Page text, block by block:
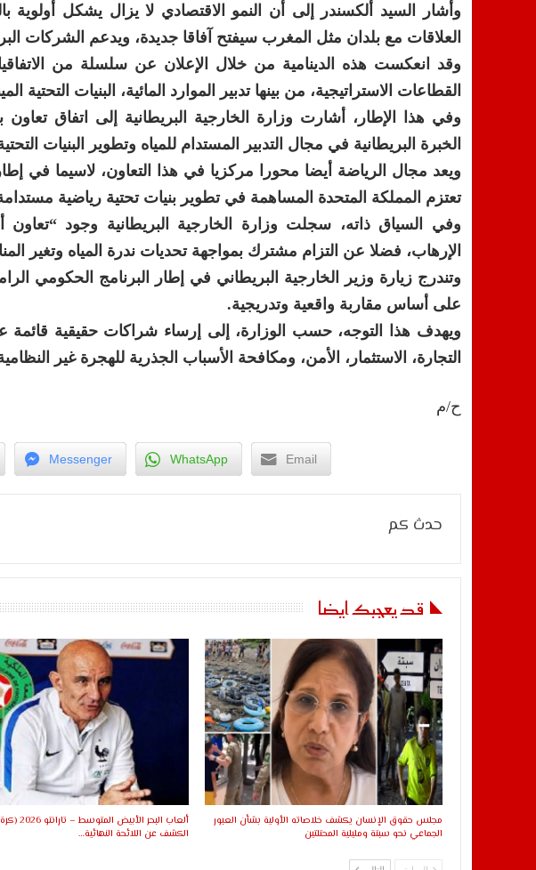
وأشار السيد ألكسندر إلى أن النمو الاقتصادي لا يزال يشكل أولوية
العلاقات مع بلدان مثل المغرب سيفتح آفاقا جديدة، ويدعم الشركات
وقد انعكست هذه الدينامية من خلال الإعلان عن سلسلة من
القطاعات الاستراتيجية، من بينها تدبير الموارد المائية، البنيات التحتية
الخبرة البريطانية في مجال التدبير المستدام للمياه وتطوير البنيات التحتية
تعتزم المملكة المتحدة المساهمة في تطوير بنيات تحتية رياضية
وفي السياق ذاته، سجلت وزارة الخارجية البريطانية وجود
الإرهاب، فضلا عن التزام مشترك بمواجهة تحديات ندرة المياه وتغير
وتندرج زيارة وزير الخارجية البريطاني في إطار البرنامج الحكومي
على أساس مقاربة واقعية وتدريجية.
ويهدف هذا التوجه، حسب الوزارة، إلى إرساء شراكات حقيقية قائمة
التجارة، الاستثمار، الأمن، ومكافحة الأسباب الجذرية للهجرة غير
ح/م
Messenger WhatsApp Email
حدث كم
قد يعجبك ايضا
مجلس حقوق الإنسان يكشف خلاصاته الأولية بشأن العبور
الجماعي نحو سبتة ومليلية المحتلتين
ألعاب البحر
الكشف عن اللائحة النهائية…